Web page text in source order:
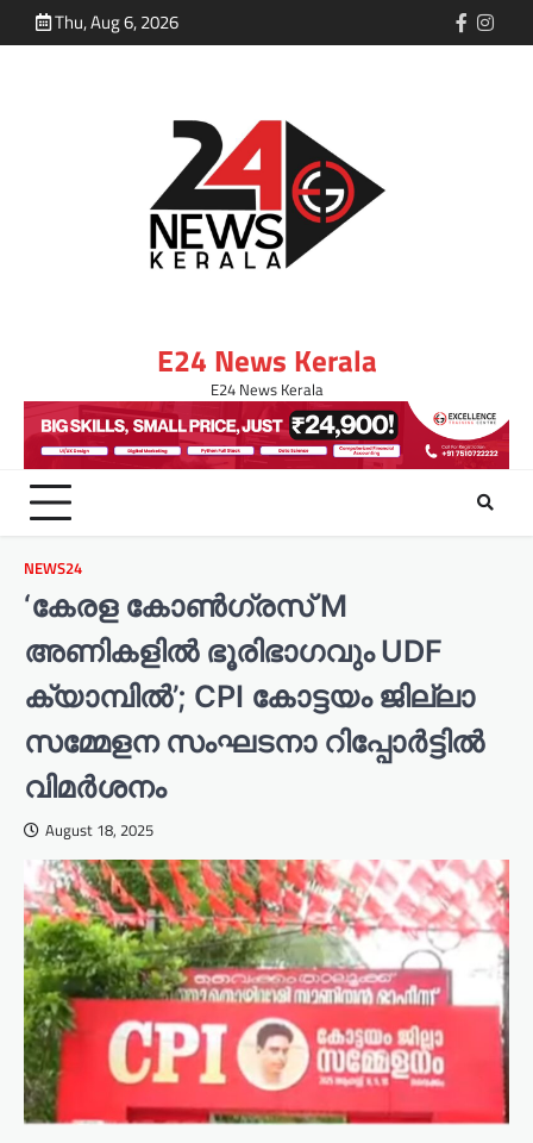
Thu, Aug 6, 2026
E24 News Kerala
E24 News Kerala
NEWS24
‘കേരള കോൺഗ്രസ് M
അണികളിൽ ഭൂരിഭാഗവും UDF
ക്യാമ്പിൽ’; CPI കോട്ടയം ജില്ലാ
സമ്മേളന സംഘടനാ റിപ്പോർട്ടിൽ
വിമർശനം
August 18, 2025